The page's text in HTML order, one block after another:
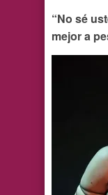
“No sé
mejor a